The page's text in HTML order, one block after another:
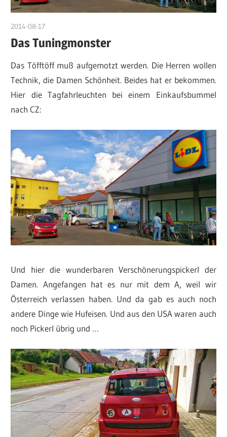
2014-08-17
Das Tuningmonster
Das Töfftöff muß aufgemotzt werden. Die Herren wollen
Technik, die Damen Schönheit. Beides hat er bekommen.
Hier die Tagfahrleuchten bei einem Einkaufsbummel
nach CZ:
Und hier die wunderbaren Verschönerungspickerl der
Damen. Angefangen hat es nur mit dem A, weil wir
Österreich verlassen haben. Und da gab es auch noch
andere Dinge wie Hufeisen. Und aus den USA waren auch
noch Pickerl übrig und …